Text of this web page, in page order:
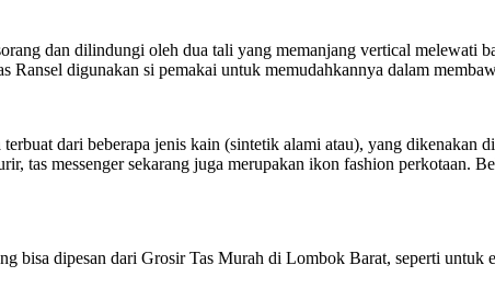
dan dilindungi oleh dua tali yang memanjang vertical melewati
digunakan si pemakai untuk memudahkannya dalam
terbuat dari beberapa jenis kain (sintetik alami atau), yang dikenakan
tas messenger sekarang juga merupakan ikon fashion perkotaan.
bisa dipesan dari Grosir Tas Murah di Lombok Barat, seperti